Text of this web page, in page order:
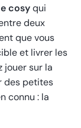
cosyqui
deux
que vous
et livrer les
jouer sur la
des petites
connu : la